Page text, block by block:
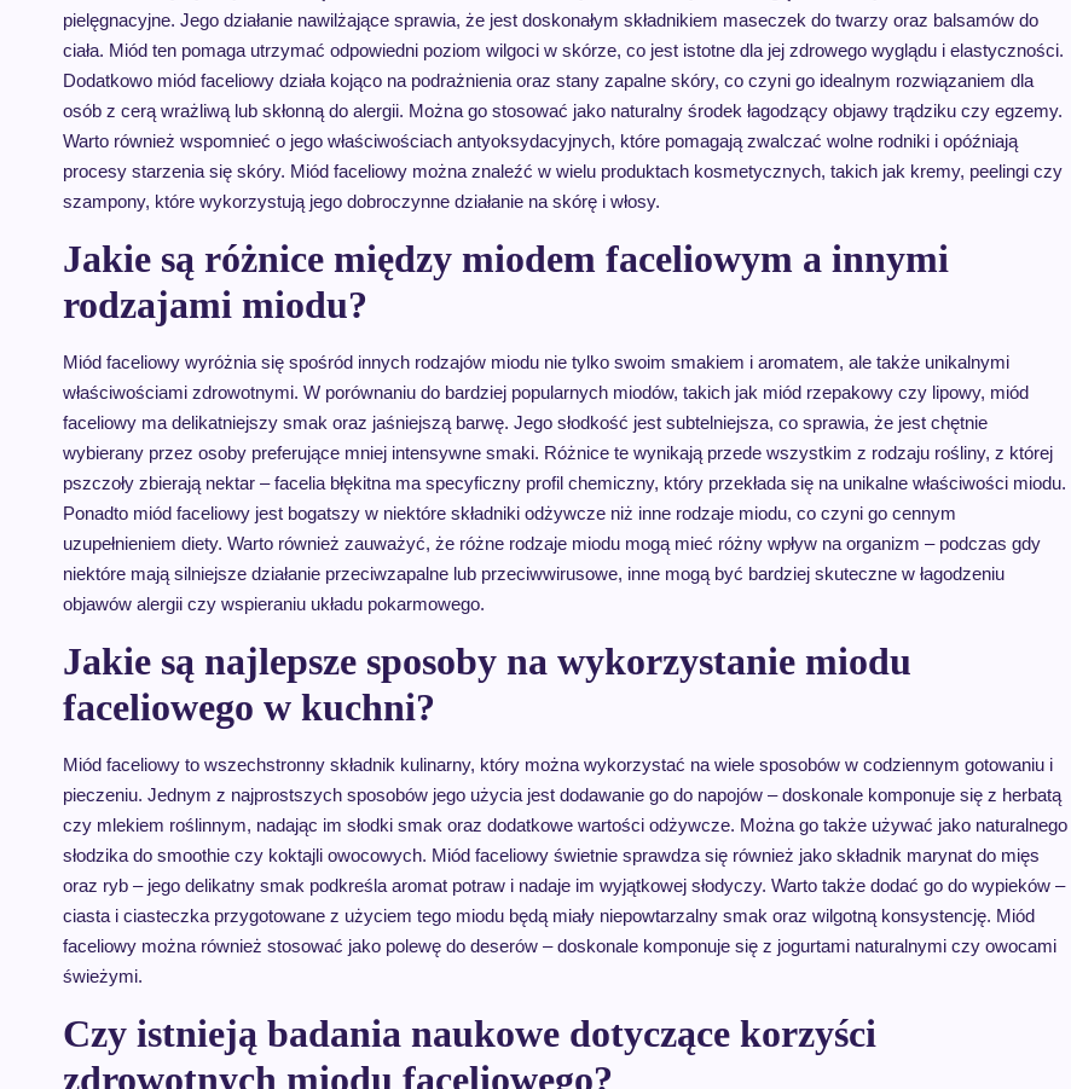
pielęgnacyjne. Jego działanie nawilżające sprawia, że jest doskonałym składnikiem maseczek do twarzy oraz balsamów do
ciała. Miód ten pomaga utrzymać odpowiedni poziom wilgoci w skórze, co jest istotne dla jej zdrowego wyglądu i elastyczności.
Dodatkowo miód faceliowy działa kojąco na podrażnienia oraz stany zapalne skóry, co czyni go idealnym rozwiązaniem dla
osób z cerą wrażliwą lub skłonną do alergii. Można go stosować jako naturalny środek łagodzący objawy trądziku czy egzemy.
Warto również wspomnieć o jego właściwościach antyoksydacyjnych, które pomagają zwalczać wolne rodniki i opóźniają
procesy starzenia się skóry. Miód faceliowy można znaleźć w wielu produktach kosmetycznych, takich jak kremy, peelingi czy
szampony, które wykorzystują jego dobroczynne działanie na skórę i włosy.
Jakie są różnice między miodem faceliowym a innymi
rodzajami miodu?
Miód faceliowy wyróżnia się spośród innych rodzajów miodu nie tylko swoim smakiem i aromatem, ale także unikalnymi
właściwościami zdrowotnymi. W porównaniu do bardziej popularnych miodów, takich jak miód rzepakowy czy lipowy, miód
faceliowy ma delikatniejszy smak oraz jaśniejszą barwę. Jego słodkość jest subtelniejsza, co sprawia, że jest chętnie
wybierany przez osoby preferujące mniej intensywne smaki. Różnice te wynikają przede wszystkim z rodzaju rośliny, z której
pszczoły zbierają nektar – facelia błękitna ma specyficzny profil chemiczny, który przekłada się na unikalne właściwości miodu.
Ponadto miód faceliowy jest bogatszy w niektóre składniki odżywcze niż inne rodzaje miodu, co czyni go cennym
uzupełnieniem diety. Warto również zauważyć, że różne rodzaje miodu mogą mieć różny wpływ na organizm – podczas gdy
niektóre mają silniejsze działanie przeciwzapalne lub przeciwwirusowe, inne mogą być bardziej skuteczne w łagodzeniu
objawów alergii czy wspieraniu układu pokarmowego.
Jakie są najlepsze sposoby na wykorzystanie miodu
faceliowego w kuchni?
Miód faceliowy to wszechstronny składnik kulinarny, który można wykorzystać na wiele sposobów w codziennym gotowaniu i
pieczeniu. Jednym z najprostszych sposobów jego użycia jest dodawanie go do napojów – doskonale komponuje się z herbatą
czy mlekiem roślinnym, nadając im słodki smak oraz dodatkowe wartości odżywcze. Można go także używać jako naturalnego
słodzika do smoothie czy koktajli owocowych. Miód faceliowy świetnie sprawdza się również jako składnik marynat do mięs
oraz ryb – jego delikatny smak podkreśla aromat potraw i nadaje im wyjątkowej słodyczy. Warto także dodać go do wypieków –
ciasta i ciasteczka przygotowane z użyciem tego miodu będą miały niepowtarzalny smak oraz wilgotną konsystencję. Miód
faceliowy można również stosować jako polewę do deserów – doskonale komponuje się z jogurtami naturalnymi czy owocami
świeżymi.
Czy istnieją badania naukowe dotyczące korzyści
zdrowotnych miodu faceliowego?